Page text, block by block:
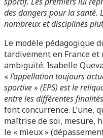
des dangers pour la santé.
nombreux et disciplinés
Le modèle pédagogique
tardivement en France
ambiguïté. Isabelle
«l’appellation toujours
sportive » (EPS) est le
entre les différentes
font concurrence. L’une,
maîtrise de soi, mesure,
le « mieux »